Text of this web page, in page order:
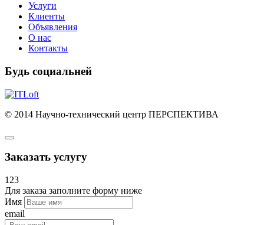
Услуги
Клиенты
Объявления
О нас
Контакты
Будь социальней
© 2014 Научно-технический центр ПЕРСПЕКТИВА
Заказать услугу
123
Для заказа заполните форму ниже
Имя
email